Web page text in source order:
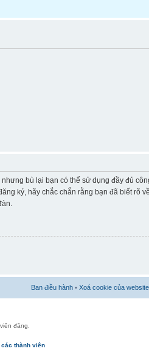
bù lại bạn có thể sử dụng đầy đủ
ký, hãy chắc chắn rằng bạn đã biết rõ
Ban điều hành • Xoá cookie của website
đăng.
thành viên